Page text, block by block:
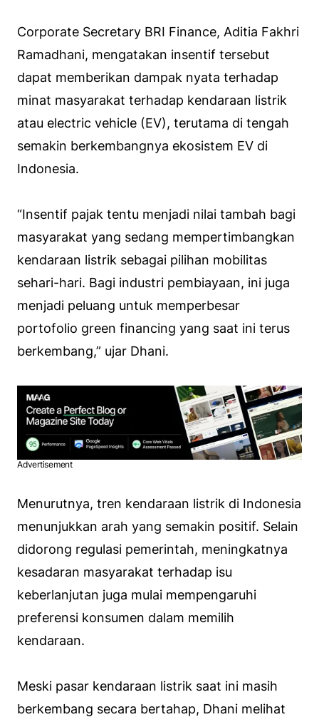
Corporate Secretary BRI Finance, Aditia Fakhri
Ramadhani, mengatakan insentif tersebut
dapat memberikan dampak nyata terhadap
minat masyarakat terhadap kendaraan listrik
atau electric vehicle (EV), terutama di tengah
semakin berkembangnya ekosistem EV di
Indonesia.
“Insentif pajak tentu menjadi nilai tambah bagi
masyarakat yang sedang mempertimbangkan
kendaraan listrik sebagai pilihan mobilitas
sehari-hari. Bagi industri pembiayaan, ini juga
menjadi peluang untuk memperbesar
portofolio green financing yang saat ini terus
berkembang,” ujar Dhani.
Advertisement
Menurutnya, tren kendaraan listrik di Indonesia
menunjukkan arah yang semakin positif. Selain
didorong regulasi pemerintah, meningkatnya
kesadaran masyarakat terhadap isu
keberlanjutan juga mulai mempengaruhi
preferensi konsumen dalam memilih
kendaraan.
Meski pasar kendaraan listrik saat ini masih
berkembang secara bertahap, Dhani melihat